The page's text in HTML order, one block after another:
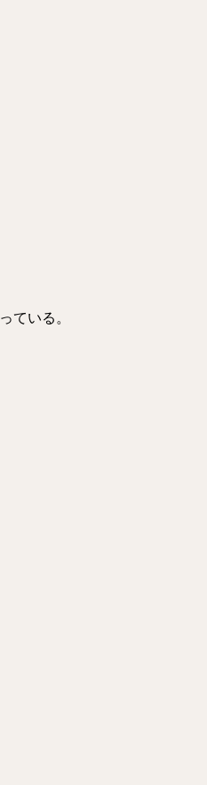
っている。